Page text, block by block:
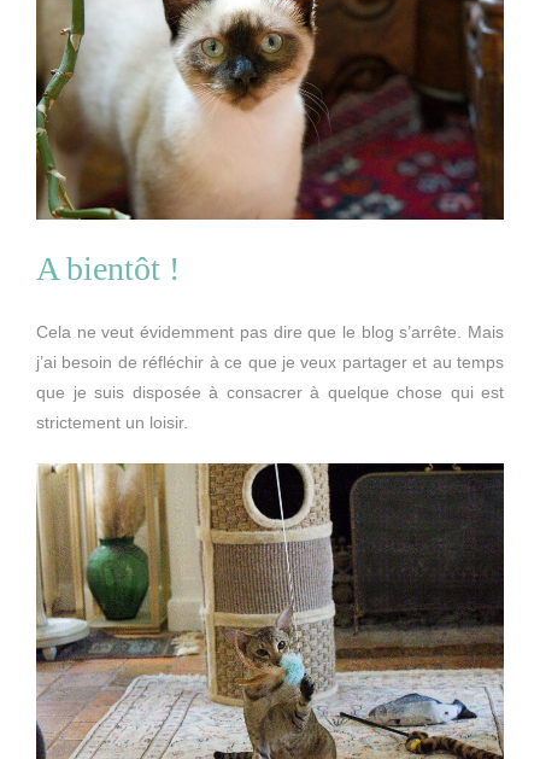
A bientôt !
Cela ne veut évidemment pas dire que le blog s’arrête. Mais
j’ai besoin de réfléchir à ce que je veux partager et au temps
que je suis disposée à consacrer à quelque chose qui est
strictement un loisir.